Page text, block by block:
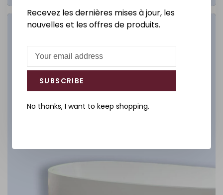
Salle de bain
DÉCOUVREZ
Recevez les dernières mises à jour, les
nouvelles et les offres de produits.
SUBSCRIBE
No thanks, I want to keep shopping.